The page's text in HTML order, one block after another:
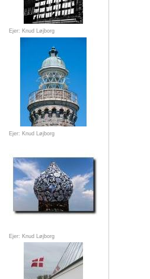
Ejer: Knud Løjborg
Ejer: Knud Løjborg
Ejer: Knud Løjborg